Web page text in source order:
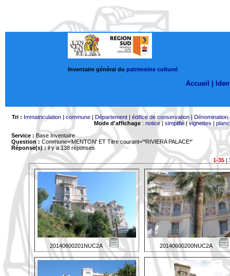
Inventaire général du patrimoine culturel
Accueil |
Tri : Immatriculation| commune| Département| édifice de conservation| Dénomination
Mode d'affichage: notice| simplifié|vignettes |
Service : Base Inventaire
Question : Commune='MENTON' ET Titre courant='*RIVIERA PALACE*'
Réponse(s) :il y a 138 réponses
1-35|
20140600201NUC2A 20140600200NUC2A